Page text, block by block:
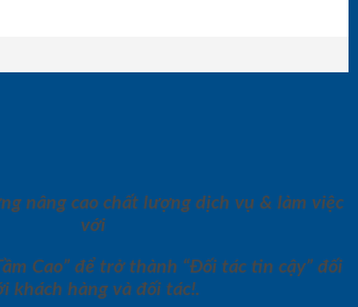
nâng cao chất lượng dịch vụ & làm việc
với
Cao” để trở thành “Đối tác tin cậy” đối
khách hàng và đối tác!.